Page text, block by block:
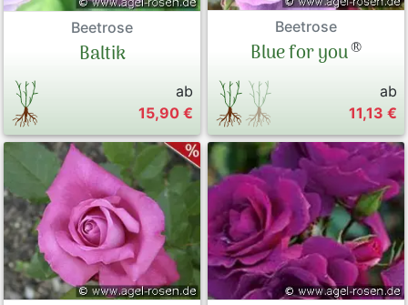
Beetrose
Baltik
ab
15,90 €
Beetrose
Blue for you®
ab
11,13 €